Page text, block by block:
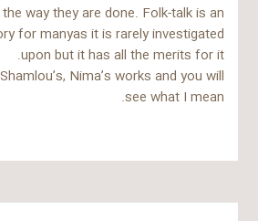
way they are done. Folk-talk is an
for manyas it is rarely investigated
upon but it has all the merits for it.
Nima’s works and you will
see what I mean.